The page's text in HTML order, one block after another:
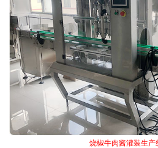
烧椒牛肉酱灌装生产